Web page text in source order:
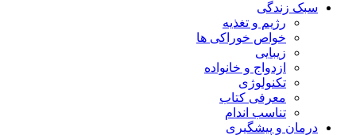
سبک زندگی
رژیم و تغذیه
خواص خوراکی ها
زیبایی
ازدواج و خانواده
تکنولوژی
معرفی کتاب
تناسب اندام
درمان و پیشگیری